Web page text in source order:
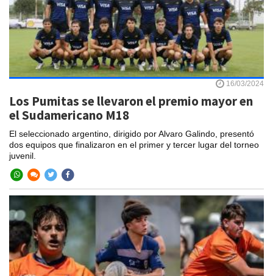
16/03/2024
Los Pumitas se llevaron el premio mayor en
el Sudamericano M18
El seleccionado argentino, dirigido por Alvaro Galindo, presentó
dos equipos que finalizaron en el primer y tercer lugar del torneo
juvenil.